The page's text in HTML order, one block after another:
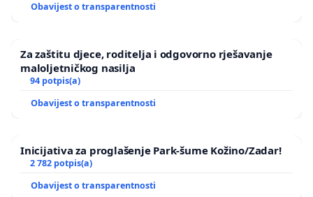
Obavijest o transparentnosti
Za zaštitu djece, roditelja i odgovorno rješavanje
maloljetničkog nasilja
94 potpis(a)
Obavijest o transparentnosti
Inicijativa za proglašenje Park-šume Kožino/Zadar!
2 782 potpis(a)
Obavijest o transparentnosti